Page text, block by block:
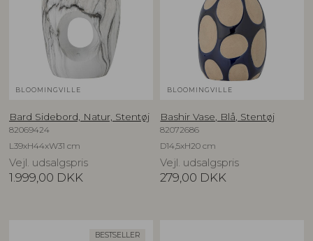
BLOOMINGVILLE
Bard Sidebord, Natur, Stentøj
82069424
L39xH44xW31 cm
Vejl. udsalgspris
1.999,00 DKK
BLOOMINGVILLE
Bashir Vase, Blå, Stentøj
82072686
D14,5xH20 cm
Vejl. udsalgspris
279,00 DKK
BESTSELLER